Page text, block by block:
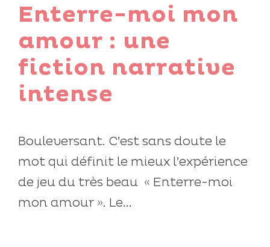
Enterre-moi mon
amour : une
fiction narrative
intense
Bouleversant. C’est sans doute le
mot qui définit le mieux l’expérience
de jeu du très beau « Enterre-moi
mon amour ». Le...